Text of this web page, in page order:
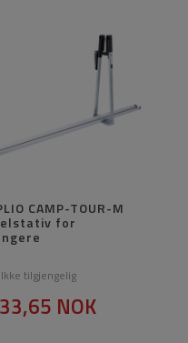
CAMP-TOUR-M
for
Ikke tilgjengelig
NOK